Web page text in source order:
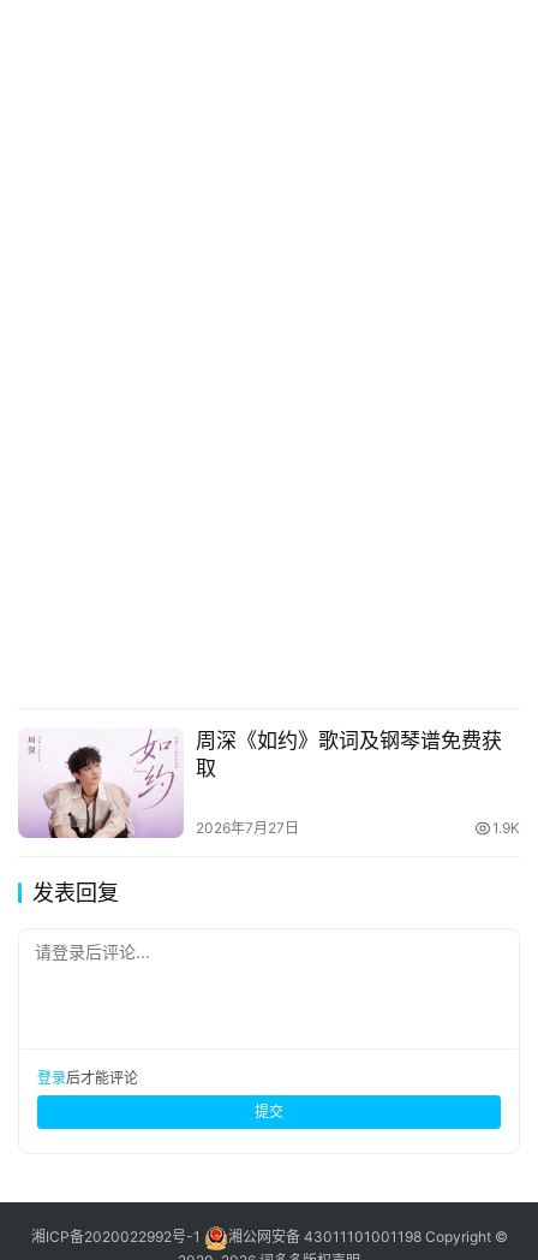
周深《如约》歌词及钢琴谱免费获
取
2026年7月27日 1.9K
发表回复
请登录后评论...
登录后才能评论
提交
湘ICP备2020022992号-1 湘公网安备 43011101001198Copyright ©